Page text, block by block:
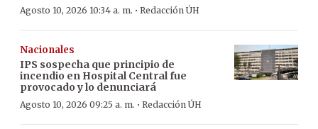
Agosto 10, 2026 10:34 a. m. · Redacción ÚH
Nacionales
IPS sospecha que principio de
incendio en Hospital Central fue
provocado y lo denunciará
Agosto 10, 2026 09:25 a. m. · Redacción ÚH